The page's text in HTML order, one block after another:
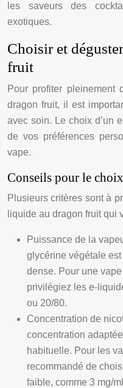
les saveurs des
exotiques.
Choisir et
fruit
Pour profiter pleinement
dragon fruit, il est
avec soin. Le choix d’un
de vos préférences
vape.
Conseils pour le choix
Plusieurs critères sont à
liquide au dragon fruit qui
Puissance de la
glycérine végétale
dense. Pour une
privilégiez les e-
ou 20/80.
Concentration de
concentration
habituelle. Pour les
recommandé de
faible, comme 3 mg/